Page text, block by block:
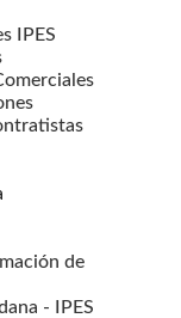
IPES
de
- IPES